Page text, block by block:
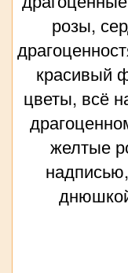
розы,
красивый
цветы, всё
желтые